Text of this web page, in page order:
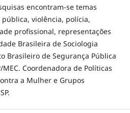
encontram-se temas
violência, polícia,
profissional, representações
Brasileira de Sociologia
Brasileiro de Segurança Pública
MEC. Coordenadora de Políticas
a Mulher e Grupos